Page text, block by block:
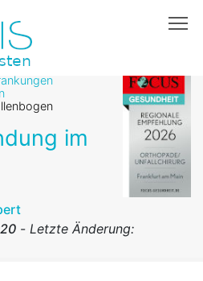
im
- Letzte Änderung: